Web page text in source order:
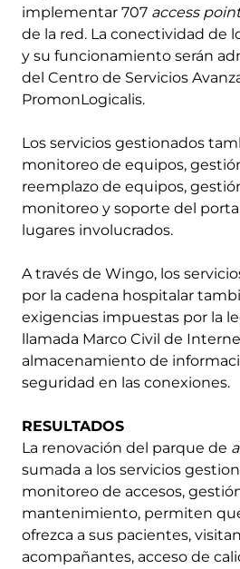
implementar 707 access
de la red. La conectividad de
y su funcionamiento serán
del Centro de Servicios
PromonLogicalis.
Los servicios gestionados
monitoreo de equipos,
reemplazo de equipos,
monitoreo y soporte del
lugares involucrados.
A través de Wingo, los
por la cadena hospitalar
exigencias impuestas por la
llamada Marco Civil de
almacenamiento de
seguridad en las conexiones.
RESULTADOS
La renovación del parque de
sumada a los servicios
monitoreo de accesos,
mantenimiento, permiten
ofrezca a sus pacientes,
acompañantes, acceso de